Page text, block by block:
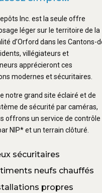
Inc. est la seule offre
léger sur le territoire de la
d’Orford dans les Cantons-
villégiateurs et
apprécieront ces
modernes et sécuritaires.
notre grand site éclairé et de
de sécurité par caméras,
offrons un service de contrôle
NIP* et un terrain clôturé.
sécuritaires
neufs chauffés
propres